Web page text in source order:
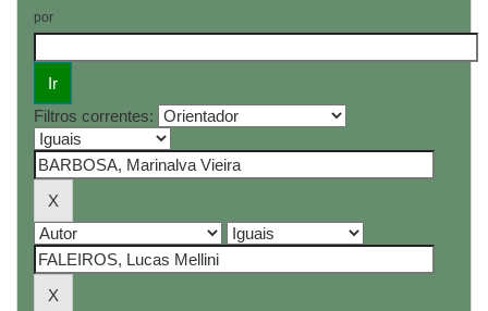
por
Filtros correntes: